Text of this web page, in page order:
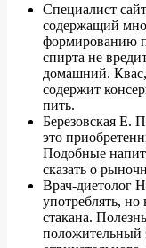
Специалист
содержащий
формированию
спирта не
домашний.
содержит
пить.
Березовская Е.
это
Подобные
сказать о
Врач-диетолог
употреблять,
стакана.
положительный